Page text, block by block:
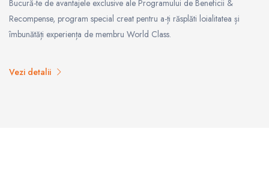
Bucură-te de avantajele exclusive ale Programului de Beneficii &
Recompense, program special creat pentru a-ți răsplăti loialitatea și
îmbunătăți experiența de membru World Class.
Vezi detalii